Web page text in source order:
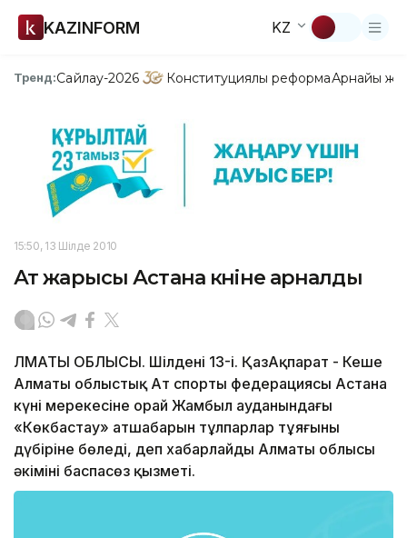
KAZINFORM KZ
Тренд:Сайлау-2026 Конституциялық реформаАрнайы
15:50, 13 Шілде 2010
Ат жарысы Астана күніне арналды
ЛМАТЫ ОБЛЫСЫ. Шілденің 13-і. ҚазАқпарат - Кеше
Алматы облыстық Ат спорты федерациясы Астана
күні мерекесіне орай Жамбыл ауданындағы
«Көкбастау» атшабарын тұлпарлар тұяғының
дүбіріне бөледі, деп хабарлайды Алматы облысы
әкімінің баспасөз қызметі.